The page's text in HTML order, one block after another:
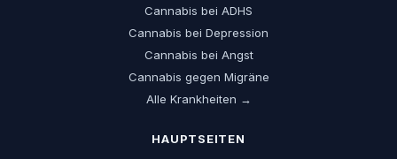
Cannabis bei ADHS
Cannabis bei Depression
Cannabis bei Angst
Cannabis gegen Migräne
Alle Krankheiten →
HAUPTSEITEN